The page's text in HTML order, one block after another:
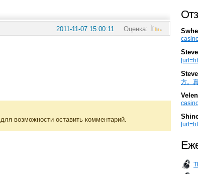
2011-11-07 15:00:11 Оценка:
для возможности оставить комментарий.
方。